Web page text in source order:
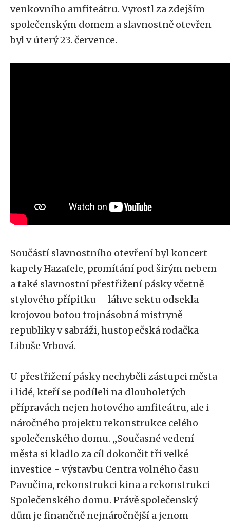
venkovního amfiteátru. Vyrostl za zdejším
společenským domem a slavnostně otevřen
byl v úterý 23. července.
Součástí slavnostního otevření byl koncert
kapely Hazafele, promítání pod širým nebem
a také slavnostní přestřižení pásky včetně
stylového přípitku – láhve sektu odsekla
krojovou botou trojnásobná mistryně
republiky v sabráži, hustopečská rodačka
Libuše Vrbová.
U přestřižení pásky nechyběli zástupci města
i lidé, kteří se podíleli na dlouholetých
přípravách nejen hotového amfiteátru, ale i
náročného projektu rekonstrukce celého
společenského domu. „Současné vedení
města si kladlo za cíl dokončit tři velké
investice - výstavbu Centra volného času
Pavučina, rekonstrukci kina a rekonstrukci
Společenského domu. Právě společenský
dům je finančně nejnáročnější a jenom